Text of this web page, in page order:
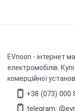
EVnoon - інтернет
електромобілів.
комерційної
+38 (073) 000
telegram: